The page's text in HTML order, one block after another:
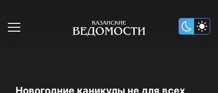
Новогодние каникулы не для всех